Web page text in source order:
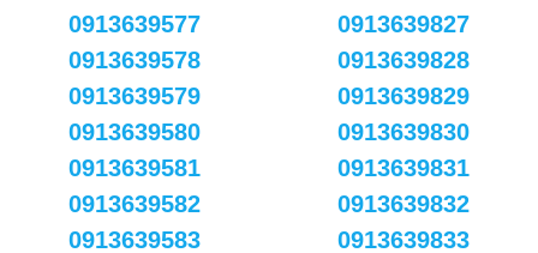
0913639577
0913639578
0913639579
0913639580
0913639581
0913639582
0913639583
0913639827
0913639828
0913639829
0913639830
0913639831
0913639832
0913639833